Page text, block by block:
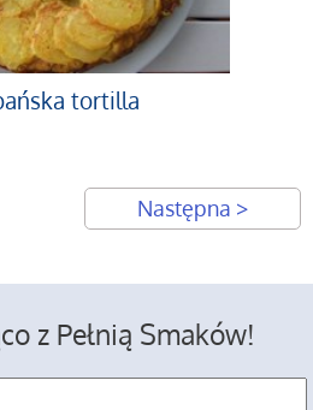
tortilla
Następna >
z Pełnią Smaków!